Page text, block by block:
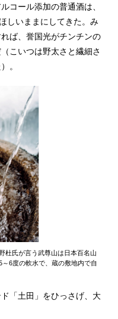
コール添加の普通酒は、
しいままにしてきた。み
ば、誉国光がチンチンの
こいつは野太さと繊細さ
。
杜氏が言う武尊山は日本百名山
6度の軟水で、蔵の敷地内で自
「土田」をひっさげ、大